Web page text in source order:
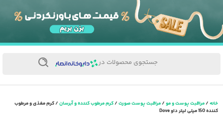
جستجوی محصولات در
خانه/مراقبت پوست و مو/مراقبت پوست صورت/کرم مرطوب کننده و آبرسان/ کرم مغذی و مرطوب
کننده 150 میلی لیتر داو Dove